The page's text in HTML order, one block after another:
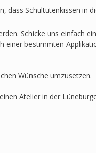
dass Schultütenkissen in
Schicke uns einfach
einer bestimmten
Wünsche umzusetzen.
Atelier in der